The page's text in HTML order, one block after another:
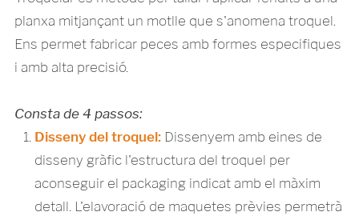
planxa mitjançant un motlle que s'anomena troquel.
Ens permet fabricar peces amb formes especifiques
i amb alta precisió.
Consta de 4 passos:
Disseny del troquel: Dissenyem amb eines de
disseny gràfic l'estructura del troquel per
aconseguir el packaging indicat amb el màxim
detall. L'elavoració de maquetes prèvies permetrà